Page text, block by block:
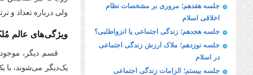
جلسه هفدهم؛ مروری بر مشخصات نظام
اخلاقی اسلام
جلسه هجدهم؛ زندگی اجتماعی یا انزواطلبی؟
جلسه نوزدهم؛ ملاک ارزش‌ زندگی اجتماعی
در اسلام
جلسه بیستم؛ الزامات زندگی اجتماعی
ولی درباره تعداد و
ویژگی‌های عالم
قسم دیگر،
یک‌دیگر می‌شوند، با